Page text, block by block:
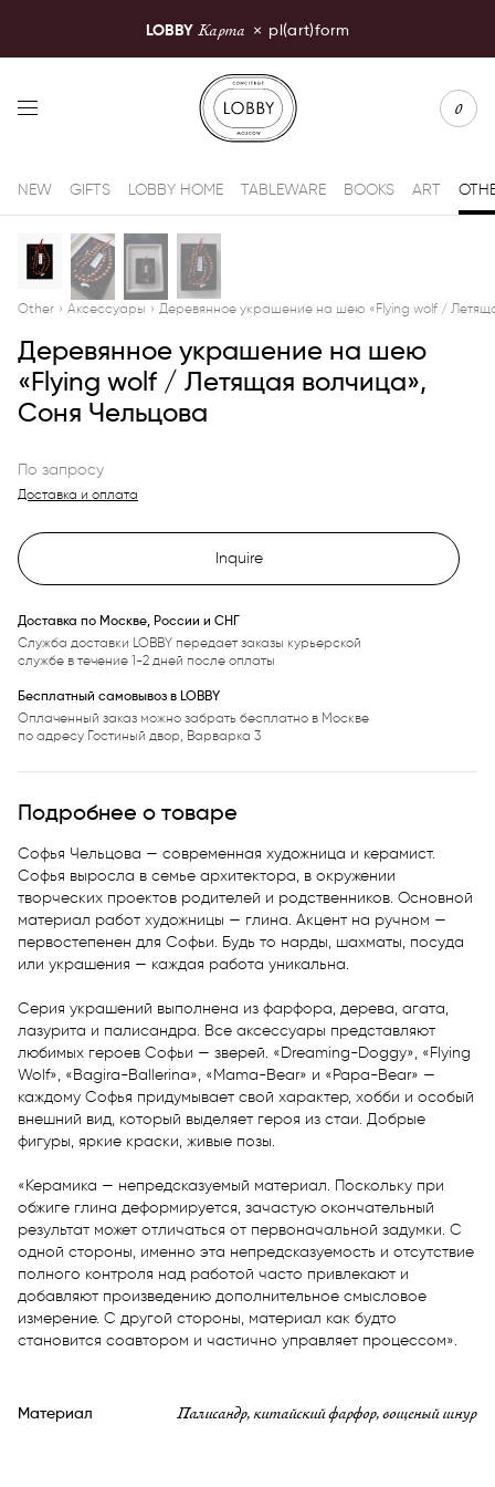
LOBBY Карта × pl(art)form
LOBBY Moscow
0
NEW GIFTS LOBBY HOME TABLEWARE BOOKS ART
Other › Аксессуары › Деревянное украшение на шею «Flying wolf /
Деревянное украшение на шею
«Flying wolf / Летящая волчица»,
Соня Чельцова
По запросу
Доставка и оплата
Inquire
Доставка по Москве, России и СНГ
Служба доставки LOBBY передает заказы курьерской
службе в течение 1-2 дней после оплаты
Бесплатный самовывоз в LOBBY
Оплаченный заказ можно забрать бесплатно в Москве
по адресу Гостиный двор, Варварка 3
Подробнее о товаре
Софья Чельцова — современная художница и керамист.
Софья выросла в семье архитектора, в окружении
творческих проектов родителей и родственников. Основной
материал работ художницы — глина. Акцент на ручном —
первостепенен для Софьи. Будь то нарды, шахматы, посуда
или украшения — каждая работа уникальна.
Серия украшений выполнена из фарфора, дерева, агата,
лазурита и палисандра. Все аксессуары представляют
любимых героев Софьи — зверей. «Dreaming-Doggy», «Flying
Wolf», «Bagira-Ballerina», «Mama-Bear» и «Papa-Bear» —
каждому Софья придумывает свой характер, хобби и особый
внешний вид, который выделяет героя из стаи. Добрые
фигуры, яркие краски, живые позы.
«Керамика — непредсказуемый материал. Поскольку при
обжиге глина деформируется, зачастую окончательный
результат может отличаться от первоначальной задумки. С
одной стороны, именно эта непредсказуемость и отсутствие
полного контроля над работой часто привлекают и
добавляют произведению дополнительное смысловое
измерение. С другой стороны, материал как будто
становится соавтором и частично управляет процессом».
Материал Палисандр, китайский фарфор, вощеный шнур